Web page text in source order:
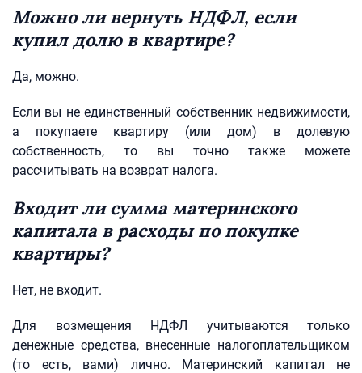
Можно ли вернуть НДФЛ, если
купил долю в квартире?
Да, можно.
Если вы не единственный собственник недвижимости,
а покупаете квартиру (или дом) в долевую
собственность, то вы точно также можете
рассчитывать на возврат налога.
Входит ли сумма материнского
капитала в расходы по покупке
квартиры?
Нет, не входит.
Для возмещения НДФЛ учитываются только
денежные средства, внесенные налогоплательщиком
(то есть, вами) лично. Материнский капитал не